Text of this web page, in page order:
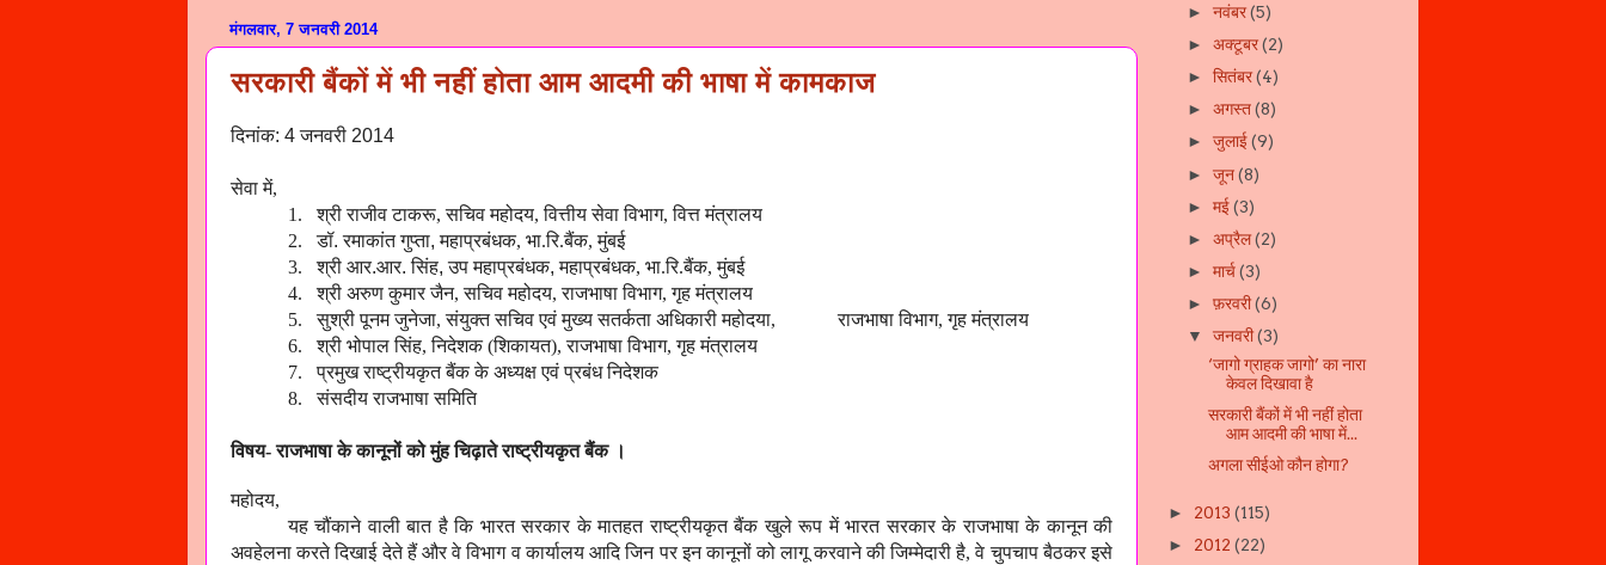
मंगलवार, 7 जनवरी 2014
सरकारी बैंकों में भी नहीं होता आम आदमी की भाषा में कामकाज
दिनांक: 4 जनवरी 2014
सेवा में,
1. श्री राजीव टाकरू, सचिव महोदय, वित्तीय सेवा विभाग, वित्त मंत्रालय
2.डॉ. रमाकांत गुप्‍ता,महाप्रबंधक, भा.रि.बैंक, मुंबई
3. श्री आर.आर. सिंह, उप महाप्रबंधक,महाप्रबंधक, भा.रि.बैंक, मुंबई
4. श्री अरुण कुमार जैन, सचिव महोदय, राजभाषा विभाग, गृह मंत्रालय
5. सुश्री पूनम जुनेजा, संयुक्तसचिव एवं मुख्य सतर्कता अधिकारी महोदया, राजभाषा विभाग, गृह मंत्रालय
6. श्री भोपाल सिंह, निदेशक (शिकायत), राजभाषा विभाग, गृह मंत्रालय
7. प्रमुख राष्ट्रीयकृत बैंक के अध्यक्ष एवं प्रबंध निदेशक
8. संसदीय राजभाषा समिति
विषय- राजभाषा के कानूनों को मुंह चिढ़ाते राष्ट्रीयकृत बैंक ।
महोदय,
यह चौंकाने वाली बात है कि भारत सरकार के मातहत राष्ट्रीयकृत बैंक खुले रूप में भारत सरकार के राजभाषा के कानून की
अवहेलना करते दिखाई देते हैं और वे विभाग व कार्यालय आदि जिन पर इन कानूनों को लागू करवाने की जिम्मेदारी है,वे चुपचाप बैठकर इसे
►नवंबर(5)
►अक्टूबर(2)
►सितंबर(4)
►अगस्त(8)
►जुलाई(9)
►जून(8)
►मई(3)
►अप्रैल(2)
►मार्च(3)
►फ़रवरी(6)
▼जनवरी(3)
‘जागो ग्राहक जागो’ का नारा
केवल दिखावा है
सरकारी बैंकों में भी नहीं होता
आम आदमी की भाषा में...
अगला सीईओ कौन होगा?
► 2013 (115)
► 2012 (22)